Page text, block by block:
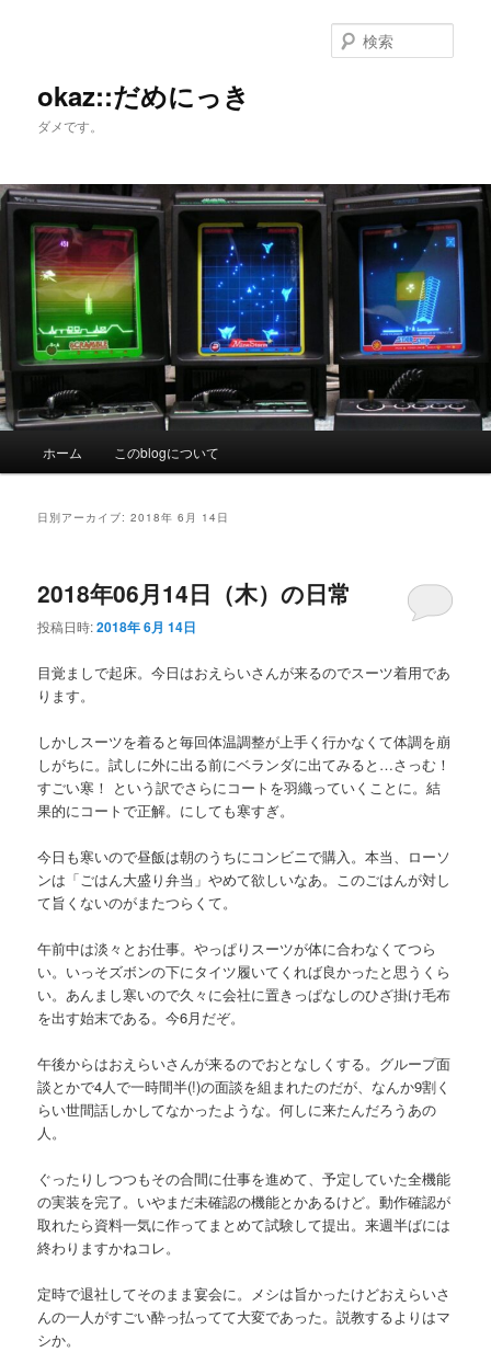
へ
移
移
動
okaz::だめにっき
ダメです。
索
ホーム このblogについて
日別アーカイブ:2018年 6月 14日
2018年06月14日（木）の日常
投稿日時:2018年 6月 14日
目覚ましで起床。今日はおえらいさんが来るのでスーツ着用であ
ります。
しかしスーツを着ると毎回体温調整が上手く行かなくて体調を崩
しがちに。試しに外に出る前にベランダに出てみると…さっむ！
すごい寒！ という訳でさらにコートを羽織っていくことに。結
果的にコートで正解。にしても寒すぎ。
今日も寒いので昼飯は朝のうちにコンビニで購入。本当、ローソ
ンは「ごはん大盛り弁当」やめて欲しいなあ。このごはんが対し
て旨くないのがまたつらくて。
午前中は淡々とお仕事。やっぱりスーツが体に合わなくてつら
い。いっそズボンの下にタイツ履いてくれば良かったと思うくら
い。あんまし寒いので久々に会社に置きっぱなしのひざ掛け毛布
を出す始末である。今6月だぞ。
午後からはおえらいさんが来るのでおとなしくする。グループ面
談とかで4人で一時間半(!)の面談を組まれたのだが、なんか9割く
らい世間話しかしてなかったような。何しに来たんだろうあの
人。
ぐったりしつつもその合間に仕事を進めて、予定していた全機能
の実装を完了。いやまだ未確認の機能とかあるけど。動作確認が
取れたら資料一気に作ってまとめて試験して提出。来週半ばには
終わりますかねコレ。
定時で退社してそのまま宴会に。メシは旨かったけどおえらいさ
んの一人がすごい酔っ払ってて大変であった。説教するよりはマ
シか。